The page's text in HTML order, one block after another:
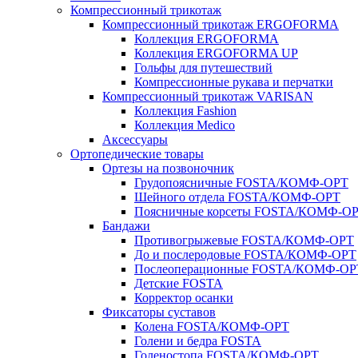
Компрессионный трикотаж
Компрессионный трикотаж ERGOFORMA
Коллекция ERGOFORMA
Коллекция ERGOFORMA UP
Гольфы для путешествий
Компрессионные рукава и перчатки
Компрессионный трикотаж VARISAN
Коллекция Fashion
Коллекция Medico
Аксессуары
Ортопедические товары
Ортезы на позвоночник
Грудопоясничные FOSTA/КОМФ-ОРТ
Шейного отдела FOSTA/КОМФ-ОРТ
Поясничные корсеты FOSTA/КОМФ-
Бандажи
Противогрыжевые FOSTA/КОМФ-ОРТ
До и послеродовые FOSTA/КОМФ-ОРТ
Послеоперационные FOSTA/КОМФ-
Детские FOSTA
Корректор осанки
Фиксаторы суставов
Колена FOSTA/КОМФ-ОРТ
Голени и бедра FOSTA